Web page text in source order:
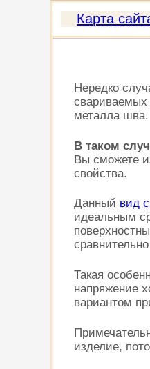
Карта
Нередко
свариваемых
металла шва.
В таком
Вы сможете
свойства.
Данный вид
идеальным
Такая
напряжение
вариантом
изделие,